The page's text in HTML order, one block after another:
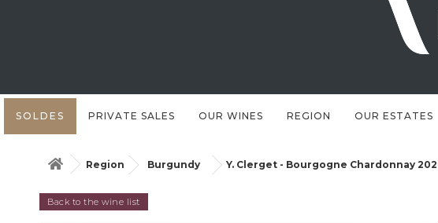
SOLDES PRIVATE SALES OUR WINES REGION OUR ESTATES
Region Burgundy Y. Clerget - Bourgogne Chardonnay
Back to the wine list